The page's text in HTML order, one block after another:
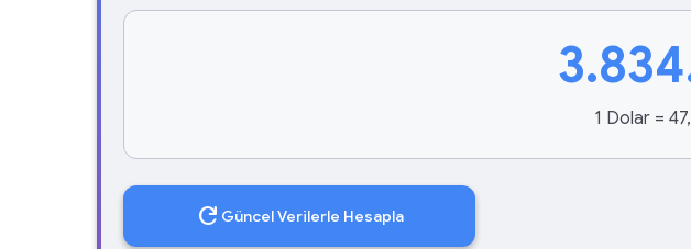
1 Dolar =
refresh Güncel Verilerle Hesapla